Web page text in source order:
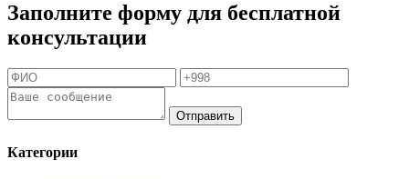
Заполните форму для бесплатной
консультации
Отправить
Категории